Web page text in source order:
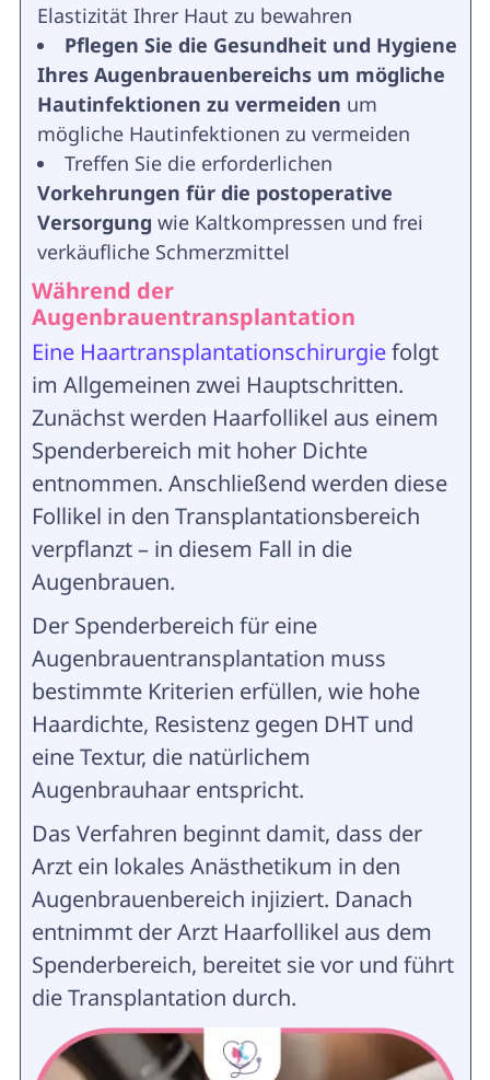
Elastizität Ihrer Haut zu bewahren
Pflegen Sie die Gesundheit und Hygiene
Ihres Augenbrauenbereichs um mögliche
Hautinfektionen zu vermeiden um
mögliche Hautinfektionen zu vermeiden
Treffen Sie die erforderlichen
Vorkehrungen für die postoperative
Versorgung wie Kaltkompressen und frei
verkäufliche Schmerzmittel
Während der
Augenbrauentransplantation
Eine Haartransplantationschirurgiefolgt
im Allgemeinen zwei Hauptschritten.
Zunächst werden Haarfollikel aus einem
Spenderbereich mit hoher Dichte
entnommen. Anschließend werden diese
Follikel in den Transplantationsbereich
verpflanzt – in diesem Fall in die
Augenbrauen.
Der Spenderbereich für eine
Augenbrauentransplantation muss
bestimmte Kriterien erfüllen, wie hohe
Haardichte, Resistenz gegen DHT und
eine Textur, die natürlichem
Augenbrauhaar entspricht.
Das Verfahren beginnt damit, dass der
Arzt ein lokales Anästhetikum in den
Augenbrauenbereich injiziert. Danach
entnimmt der Arzt Haarfollikel aus dem
Spenderbereich, bereitet sie vor und führt
die Transplantation durch.